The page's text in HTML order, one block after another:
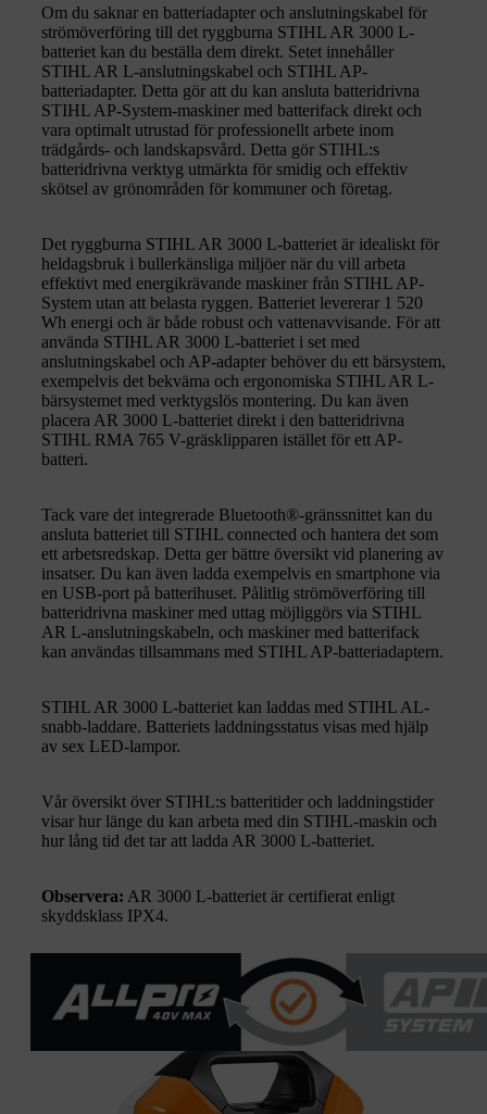
Om du saknar en batteriadapter och anslutningskabel för
strömöverföring till det ryggburna STIHL AR 3000 L-
batteriet kan du beställa dem direkt. Setet innehåller
STIHL AR L-anslutningskabel och STIHL AP-
batteriadapter. Detta gör att du kan ansluta batteridrivna
STIHL AP-System-maskiner med batterifack direkt och
vara optimalt utrustad för professionellt arbete inom
trädgårds- och landskapsvård. Detta gör STIHL:s
batteridrivna verktyg utmärkta för smidig och effektiv
skötsel av grönområden för kommuner och företag.
Det ryggburna STIHL AR 3000 L-batteriet är idealiskt för
heldagsbruk i bullerkänsliga miljöer när du vill arbeta
effektivt med energikrävande maskiner från STIHL AP-
System utan att belasta ryggen. Batteriet levererar 1 520
Wh energi och är både robust och vattenavvisande. För att
använda STIHL AR 3000 L-batteriet i set med
anslutningskabel och AP-adapter behöver du ett bärsystem,
exempelvis det bekväma och ergonomiska STIHL AR L-
bärsystemet med verktygslös montering. Du kan även
placera AR 3000 L-batteriet direkt i den batteridrivna
STIHL RMA 765 V-gräsklipparen istället för ett AP-
batteri.
Tack vare det integrerade Bluetooth®-gränssnittet kan du
ansluta batteriet till STIHL connected och hantera det som
ett arbetsredskap. Detta ger bättre översikt vid planering av
insatser. Du kan även ladda exempelvis en smartphone via
en USB-port på batterihuset. Pålitlig strömöverföring till
batteridrivna maskiner med uttag möjliggörs via STIHL
AR L-anslutningskabeln, och maskiner med batterifack
kan användas tillsammans med STIHL AP-batteriadaptern.
STIHL AR 3000 L-batteriet kan laddas med STIHL AL-
snabb-laddare. Batteriets laddningsstatus visas med hjälp
av sex LED-lampor.
Vår översikt över STIHL:s batteritider och laddningstider
visar hur länge du kan arbeta med din STIHL-maskin och
hur lång tid det tar att ladda AR 3000 L-batteriet.
Observera: AR 3000 L-batteriet är certifierat enligt
skyddsklass IPX4.